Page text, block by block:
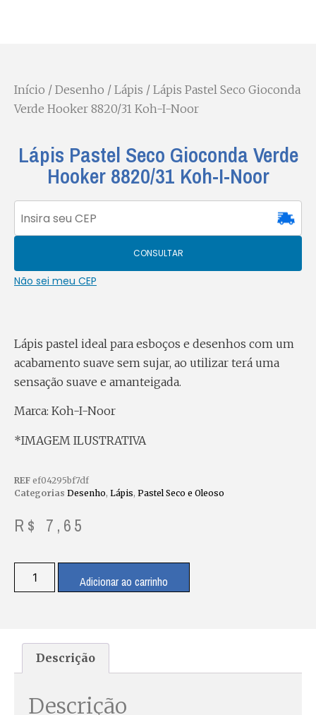
Início / Desenho / Lápis / Lápis Pastel Seco Gioconda
Verde Hooker 8820/31 Koh-I-Noor
Lápis Pastel Seco Gioconda Verde
Hooker 8820/31 Koh-I-Noor
CONSULTAR
Não sei meu CEP
Lápis pastel ideal para esboços e desenhos com um
acabamento suave sem sujar, ao utilizar terá uma
sensação suave e amanteigada.
Marca: Koh-I-Noor
*IMAGEM ILUSTRATIVA
REF ef04295bf7df
Categorias Desenho, Lápis, Pastel Seco e Oleoso
R$ 7,65
Adicionar ao carrinho
Descrição
Descrição